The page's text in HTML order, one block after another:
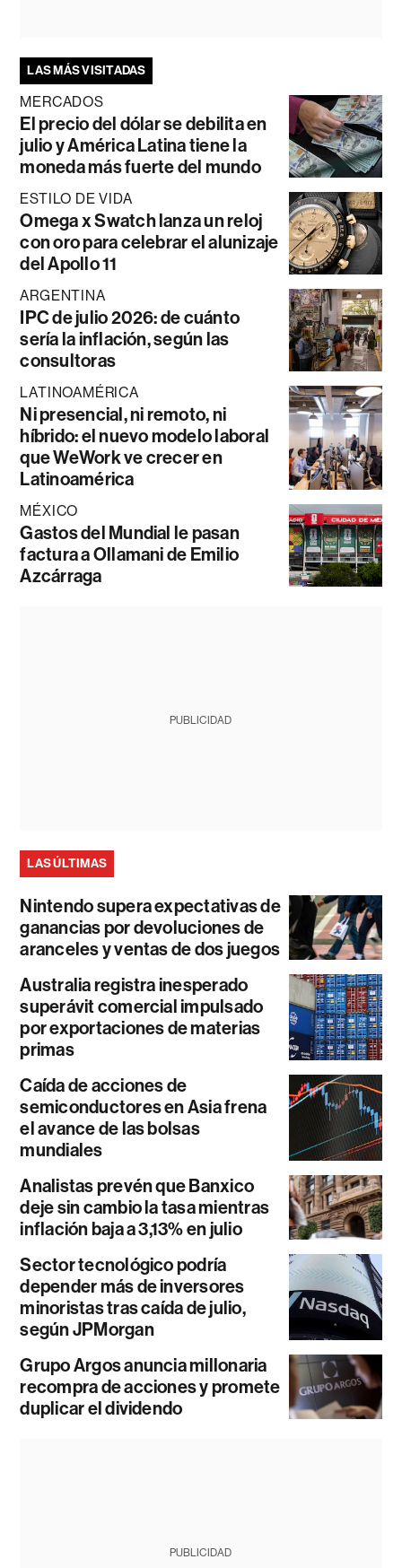
LAS MÁS VISITADAS
MERCADOS
El precio del dólar se debilita en
julio y América Latina tiene la
moneda más fuerte del mundo
ESTILO DE VIDA
Omega x Swatch lanza un reloj
con oro para celebrar el alunizaje
del Apollo 11
ARGENTINA
IPC de julio 2026: de cuánto
sería la inflación, según las
consultoras
LATINOAMÉRICA
Ni presencial, ni remoto, ni
híbrido: el nuevo modelo laboral
que WeWork ve crecer en
Latinoamérica
MÉXICO
Gastos del Mundial le pasan
factura a Ollamani de Emilio
Azcárraga
PUBLICIDAD
LAS ÚLTIMAS
Nintendo supera expectativas de
ganancias por devoluciones de
aranceles y ventas de dos juegos
Australia registra inesperado
superávit comercial impulsado
por exportaciones de materias
primas
Caída de acciones de
semiconductores en Asia frena
el avance de las bolsas
mundiales
Analistas prevén que Banxico
deje sin cambio la tasa mientras
inflación baja a 3,13% en julio
Sector tecnológico podría
depender más de inversores
minoristas tras caída de julio,
según JPMorgan
Grupo Argos anuncia millonaria
recompra de acciones y promete
duplicar el dividendo
PUBLICIDAD